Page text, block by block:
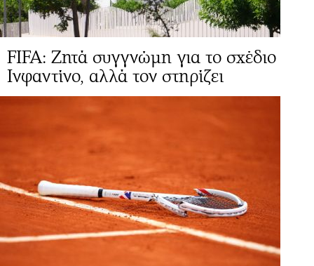
FIFA: Ζητά συγγνώμη για το σχέδιο
Ινφαντίνο, αλλά τον στηρίζει